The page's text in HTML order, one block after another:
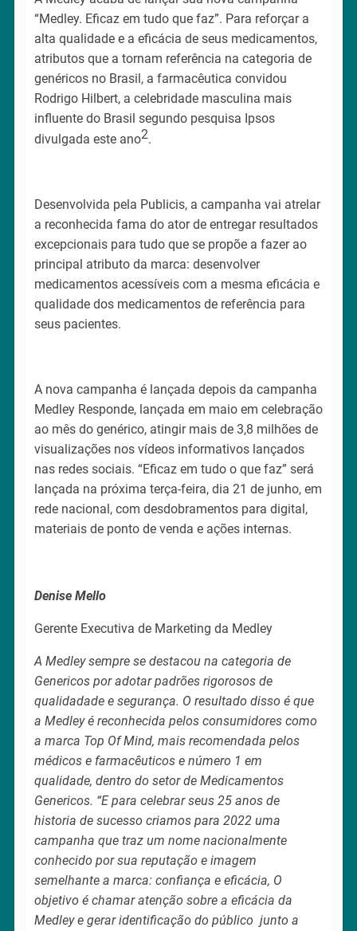
“Medley. Eficaz em tudo que faz”. Para reforçar a
alta qualidade e a eficácia de seus medicamentos,
atributos que a tornam referência na categoria de
genéricos no Brasil, a farmacêutica convidou
Rodrigo Hilbert, a celebridade masculina mais
influente do Brasil segundo pesquisa Ipsos
divulgada este ano2.
Desenvolvida pela Publicis, a campanha vai atrelar
a reconhecida fama do ator de entregar resultados
excepcionais para tudo que se propõe a fazer ao
principal atributo da marca: desenvolver
medicamentos acessíveis com a mesma eficácia e
qualidade dos medicamentos de referência para
seus pacientes.
A nova campanha é lançada depois da campanha
Medley Responde, lançada em maio em celebração
ao mês do genérico, atingir mais de 3,8 milhões de
visualizações nos vídeos informativos lançados
nas redes sociais. “Eficaz em tudo o que faz” será
lançada na próxima terça-feira, dia 21 de junho, em
rede nacional, com desdobramentos para digital,
materiais de ponto de venda e ações internas.
Denise Mello
Gerente Executiva de Marketing da Medley
A Medley sempre se destacou na categoria de
Genericos por adotar padrões rigorosos de
qualidadade e segurança. O resultado disso é que
a Medley é reconhecida pelos consumidores como
a marca Top Of Mind, mais recomendada pelos
médicos e farmacêuticos e número 1 em
qualidade, dentro do setor de Medicamentos
Genericos. “E para celebrar seus 25 anos de
historia de sucesso criamos para 2022 uma
campanha que traz um nome nacionalmente
conhecido por sua reputação e imagem
semelhante a marca: confiança e eficácia, O
objetivo é chamar atenção sobre a eficácia da
Medley e gerar identificação do público junto a